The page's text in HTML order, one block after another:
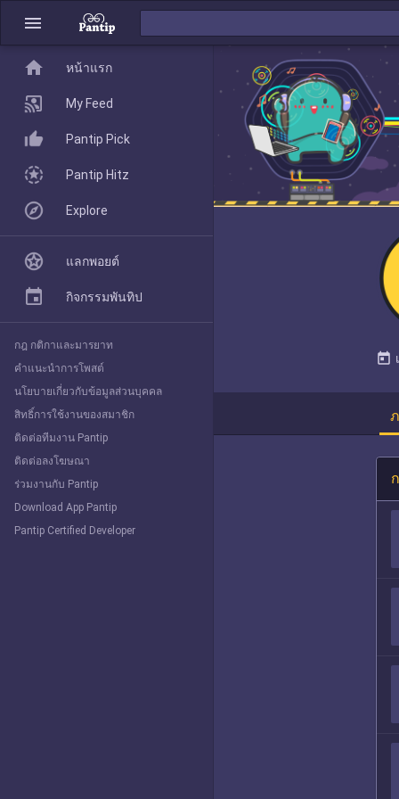
menu
today
home
Pantip Pick
Explore
home หน้าแรก
My Feed
Pantip Pick
Pantip Hitz
Explore
แลกพอยต์
กิจกรรมพันทิป
กฎ กติกาและมารยาท
คำแนะนำการโพสต์
นโยบายเกี่ยวกับข้อมูลส่วนบุคคล
สิทธิ์การใช้งานของสมาชิก
ติดต่อทีมงาน Pantip
ติดต่อลงโฆษณา
ร่วมงานกับ Pantip
Download App Pantip
Pantip Certified Developer